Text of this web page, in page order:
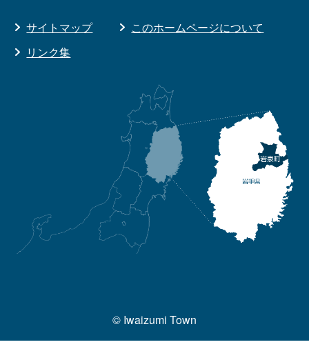
サイトマップ
このホームページについて
リンク集
© Iwaizumi Town